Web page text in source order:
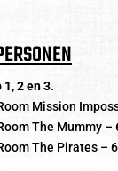
2 en 3.
Mission
The Mummy –
The Pirates –